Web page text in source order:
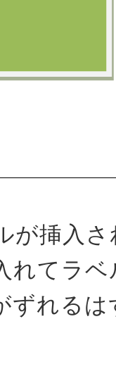
が挿入
れてラ
ずれるは